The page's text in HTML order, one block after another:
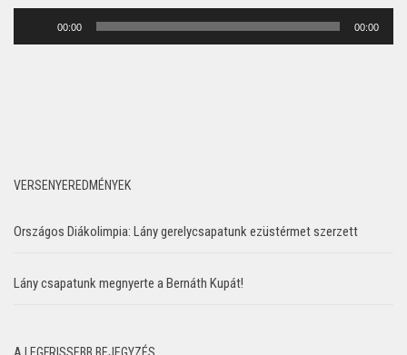
00:00 00:00
VERSENYEREDMÉNYEK
Országos Diákolimpia: Lány gerelycsapatunk ezüstérmet szerzett
Lány csapatunk megnyerte a Bernáth Kupát!